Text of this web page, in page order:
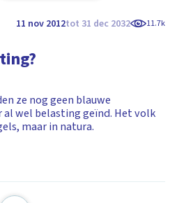
11 nov 2012tot 31 dec 2032 11.7k
ze nog geen blauwe
al wel belasting geïnd. Het volk
maar in natura.